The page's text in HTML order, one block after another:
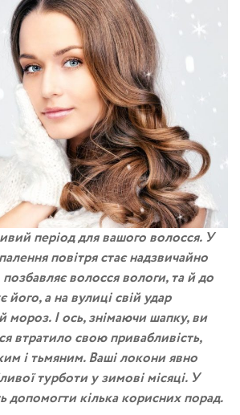
період для вашого волосся. У
повітря стає надзвичайно
волосся вологи, та й до
його, а на вулиці свій удар
мороз. І ось, знімаючи шапку, ви
втратило свою привабливість,
і тьмяним. Ваші локони явно
турботи у зимові місяці. У
кілька корисних порад.